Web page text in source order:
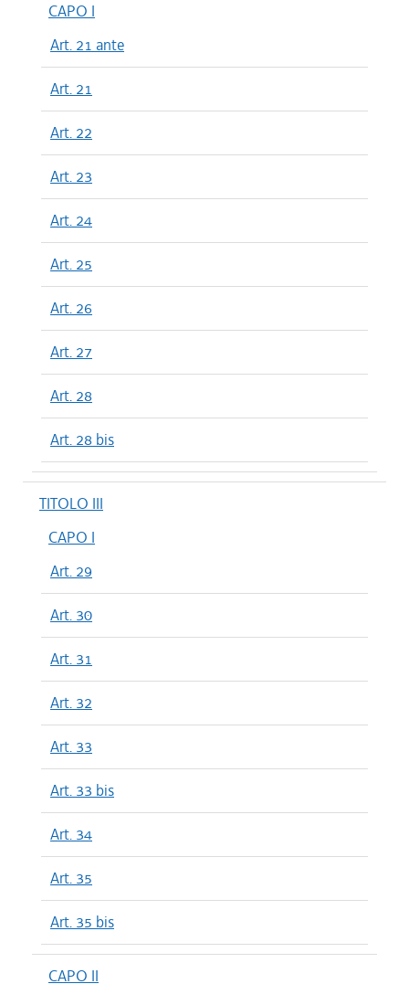
CAPO I
Art. 21 ante
Art. 21
Art. 22
Art. 23
Art. 24
Art. 25
Art. 26
Art. 27
Art. 28
Art. 28 bis
TITOLO III
CAPO I
Art. 29
Art. 30
Art. 31
Art. 32
Art. 33
Art. 33 bis
Art. 34
Art. 35
Art. 35 bis
CAPO II